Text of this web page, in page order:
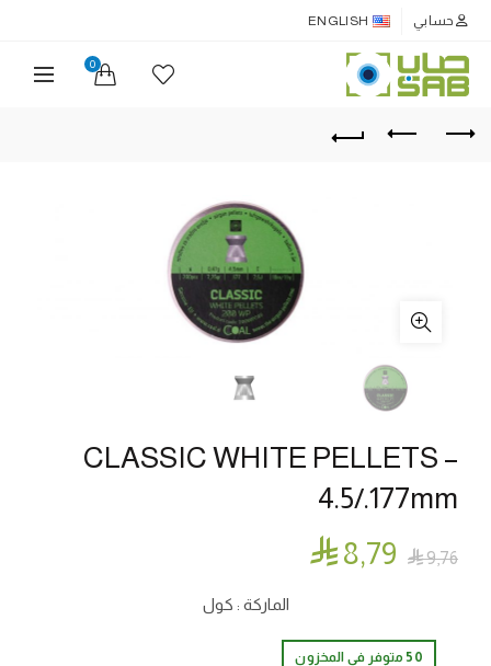
حسابي ENGLISH
0
CLASSIC WHITE PELLETS –
4.5/.177mm
 9٫76  8٫79
الماركة : كول
50 متوفر في المخزون